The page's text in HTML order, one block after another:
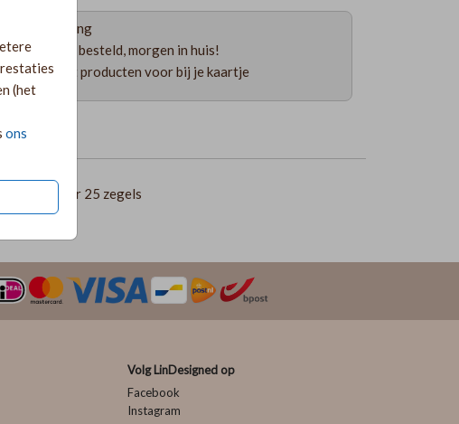
(het
ons
verzending
18:00 uur besteld, morgen in huis!
keuze uit producten voor bij je kaartje
per 25 zegels
Volg LinDesigned op
Facebook
Instagram